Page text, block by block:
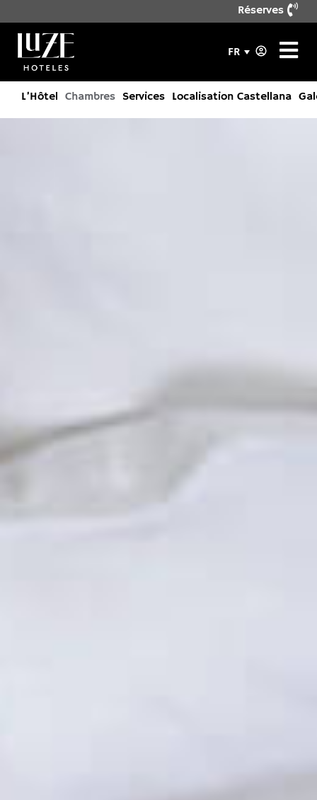
Réserves
FR
L’Hôtel Chambres Services Localisation Castellana